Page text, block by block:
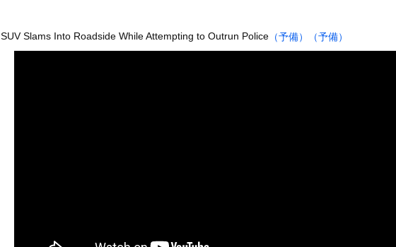
【衝撃】大谷25号&26号、3安打3打点の活躍も一歩及ばず…それでも希望を見出すLA...
SUV Slams Into Roadside While Attempting to Outrun Police （予備） （予備）